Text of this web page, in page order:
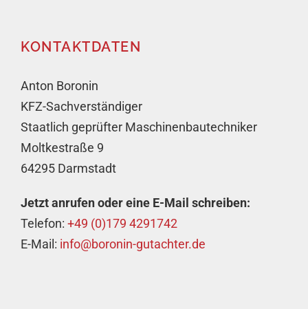
KONTAKTDATEN
Anton Boronin
KFZ-Sachverständiger
Staatlich geprüfter Maschinenbautechniker
Moltkestraße 9
64295 Darmstadt
Jetzt anrufen oder eine E-Mail schreiben:
Telefon: +49 (0)179 4291742
E-Mail: info@boronin-gutachter.de